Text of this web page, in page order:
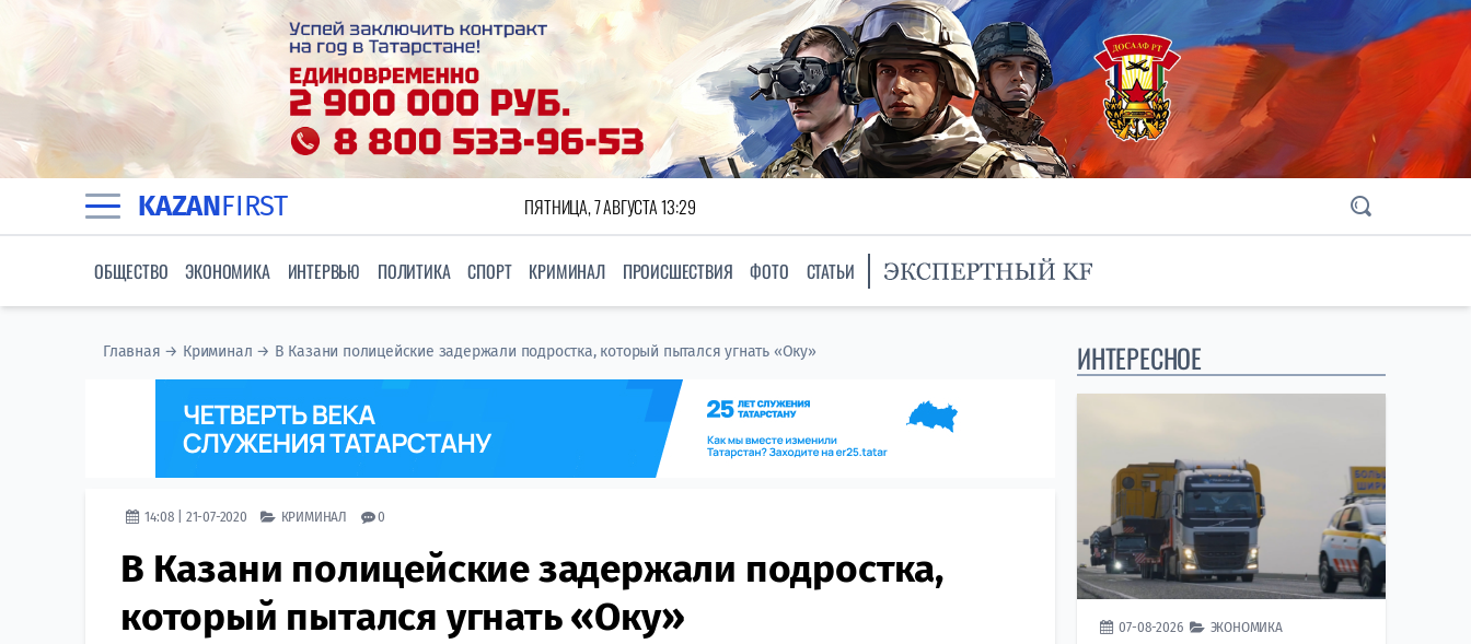
KAZANFIRST ПЯТНИЦА, 7 АВГУСТА 13:29
ОБЩЕСТВО ЭКОНОМИКА ИНТЕРВЬЮ ПОЛИТИКА СПОРТ КРИМИНАЛ ПРОИСШЕСТВИЯ ФОТО СТАТЬИ
Главная → Криминал → В Казани полицейские задержали подростка, который пытался угнать «Оку»
14:08 | 21-07-2020 КРИМИНАЛ 0
В Казани полицейские задержали подростка,
который пытался угнать «Оку»
ИНТЕРЕСНОЕ
07-08-2026 ЭКОНОМИКА